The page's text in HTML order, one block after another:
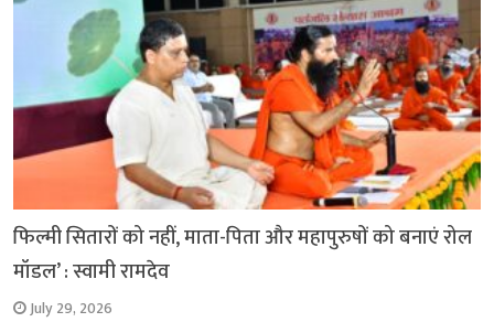
फिल्मी सितारों को नहीं, माता-पिता और महापुरुषों को बनाएं रोल
मॉडल’ : स्वामी रामदेव
July 29, 2026